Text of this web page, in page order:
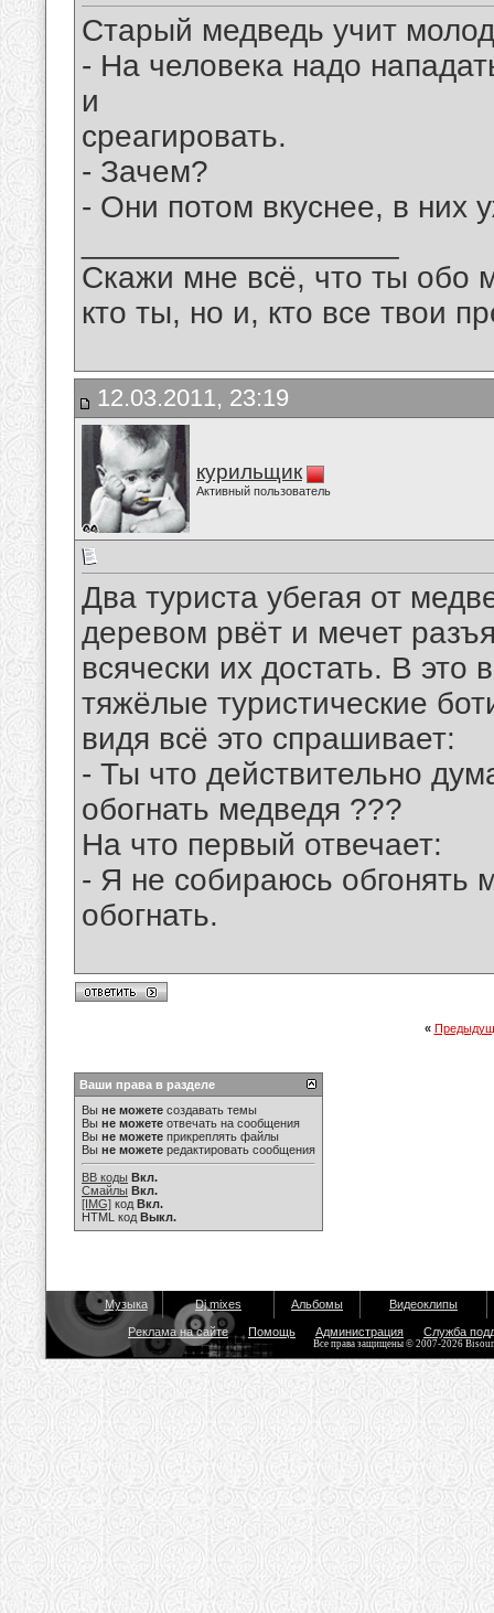
Старый медведь учит
- На человека надо
и
среагировать.
- Зачем?
- Они потом вкуснее, в них
Скажи мне всё, что ты обо
кто ты, но и, кто все твои
12.03.2011, 23:19
курильщик
Активный пользователь
Два туриста убегая от
деревом рвёт и мечет
всячески их достать. В это
тяжёлые туристические
видя всё это спрашивает:
- Ты что действительно
обогнать медведя ???
На что первый отвечает:
- Я не собираюсь обгонять
обогнать.
«
Ваши права в разделе
Вы не можете создавать темы
Вы не можете отвечать на сообщения
Вы не можете прикреплять файлы
Вы не можете редактировать сообщения
BB коды Вкл.
Смайлы Вкл.
[IMG] код Вкл.
HTML код Выкл.
Музыка Dj mixes Альбомы Видеоклипы
Реклама на сайте Помощь Администрация Служба
Все права защищены © 2007-2026